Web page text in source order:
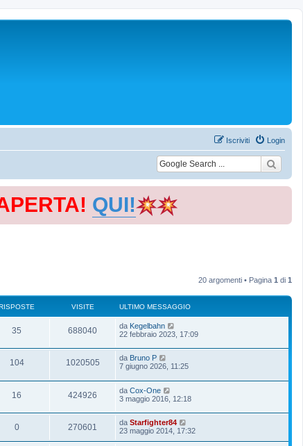
Login
Iscriviti
QUI!
20 argomenti • Pagina 1 di 1
VISITE ULTIMO MESSAGGIO
35 688040 da Kegelbahn
22 febbraio 2023, 17:09
104 1020505 da Bruno P
7 giugno 2026, 11:25
16 424926 da Cox-One
3 maggio 2016, 12:18
0 270601 da Starfighter84
23 maggio 2014, 17:32